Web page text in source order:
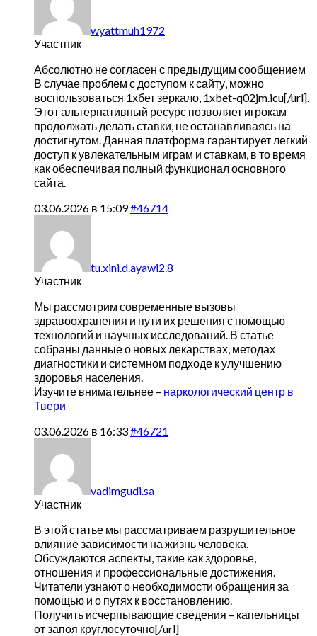
wyattmuh1972
Участник
Абсолютно не согласен с предыдущим сообщением
В случае проблем с доступом к сайту, можно
воспользоваться 1хбет зеркало, 1xbet-q02jm.icu[/url].
Этот альтернативный ресурс позволяет игрокам
продолжать делать ставки, не останавливаясь на
достигнутом. Данная платформа гарантирует легкий
доступ к увлекательным играм и ставкам, в то время
как обеспечивая полный функционал основного
сайта.
03.06.2026 в 15:09#46714
tu.xini.d.ayawi2.8
Участник
Мы рассмотрим современные вызовы
здравоохранения и пути их решения с помощью
технологий и научных исследований. В статье
собраны данные о новых лекарствах, методах
диагностики и системном подходе к улучшению
здоровья населения.
Изучите внимательнее – наркологический центр в
Твери
03.06.2026 в 16:33#46721
vadimgudi.sa
Участник
В этой статье мы рассматриваем разрушительное
влияние зависимости на жизнь человека.
Обсуждаются аспекты, такие как здоровье,
отношения и профессиональные достижения.
Читатели узнают о необходимости обращения за
помощью и о путях к восстановлению.
Получить исчерпывающие сведения – капельницы
от запоя круглосуточно[/url]